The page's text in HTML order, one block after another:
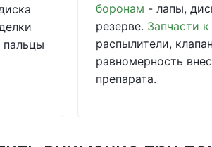
боронам - лапы,
резерве. Запчасти
распылители,
равномерность
препарата.